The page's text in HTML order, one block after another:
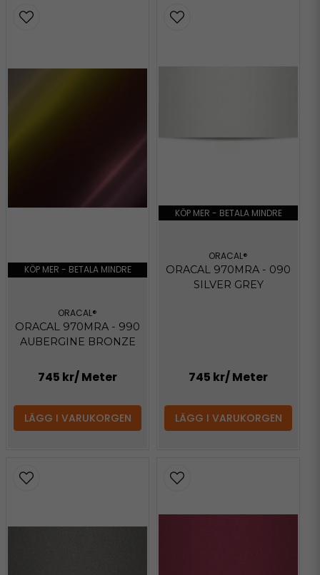
KÖP MER - BETALA MINDRE
ORACAL®
ORACAL 970MRA - 990
AUBERGINE BRONZE
745 kr/ Meter
LÄGG I VARUKORGEN
KÖP MER - BETALA MINDRE
ORACAL®
ORACAL 970MRA - 090
SILVER GREY
745 kr/ Meter
LÄGG I VARUKORGEN